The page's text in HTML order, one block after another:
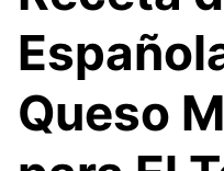
Queso